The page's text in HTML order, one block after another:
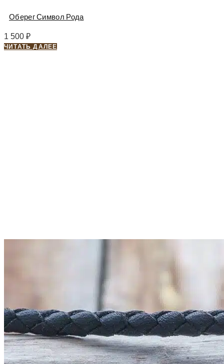
Оберег Символ Рода
1 500 ₽
ЧИТАТЬ ДАЛЕЕ